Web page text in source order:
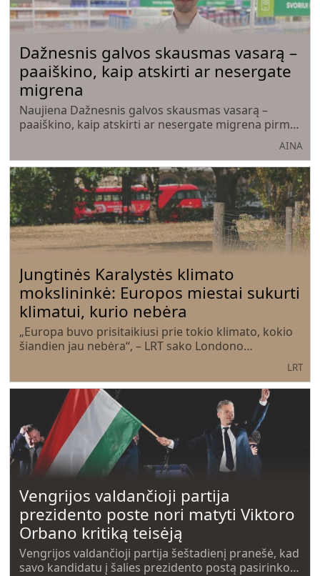
Dažnesnis galvos skausmas vasarą –
paaiškino, kaip atskirti ar nesergate
migrena
Naujiena Dažnesnis galvos skausmas vasarą –
paaiškino, kaip atskirti ar nesergate migrena pirma
AINA
Jungtinės Karalystės klimato
mokslininkė: Europos miestai sukurti
klimatui, kurio nebėra
„Europa buvo prisitaikiusi prie tokio klimato, kokio
šiandien jau nebėra“, – LRT sako Londono
imperatoriškojo koledžo klimato mokslų profesorė
pokyčių, padėsiančių miestams atlaikyti
LRT
Vengrijos valdančioji partija
prezidento poste nori matyti Viktoro
Orbano kritiką teisėją
Vengrijos valdančioji partija šeštadienį pranešė, kad
savo kandidatu į šalies prezidento postą pasirinko